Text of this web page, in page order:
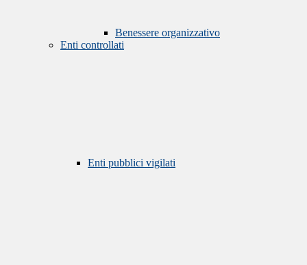
Benessere organizzativo
Enti controllati
Enti pubblici vigilati